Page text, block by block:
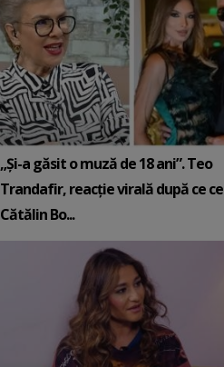
„Și-a găsit o muză de 18 ani”. Teo
Trandafir, reacție virală după ce ce
Cătălin Bo...